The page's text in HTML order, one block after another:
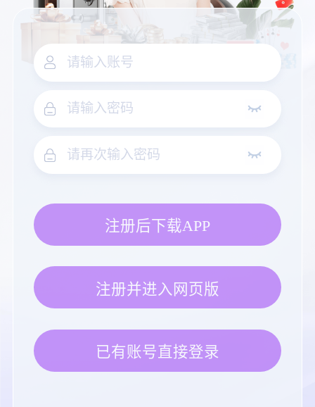
注册后下载APP
注册并进入网页版
已有账号直接登录